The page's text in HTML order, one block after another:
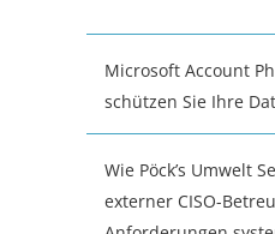
Microsoft Account
schützen Sie Ihre
Wie Pöck’s Umwelt
externer CISO-